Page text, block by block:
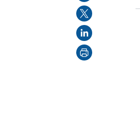
X
LinkedIn
Imprimer